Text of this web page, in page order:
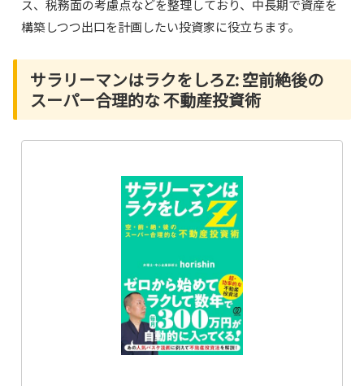
ス、税務面の考慮点などを整理しており、中長期で資産を
構築しつつ出口を計画したい投資家に役立ちます。
サラリーマンはラクをしろZ: 空前絶後の
スーパー合理的な 不動産投資術